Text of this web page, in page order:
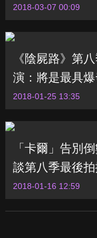
2018-03-07 00:09
《陰屍路》第
演：將是最具
2018-01-25 13:35
「卡爾」告別
談第八季最後
2018-01-16 12:59